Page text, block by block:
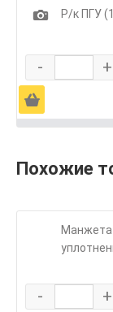
1
Р/к ПГУ
- +
Ä
Похожие
Манжета
- +